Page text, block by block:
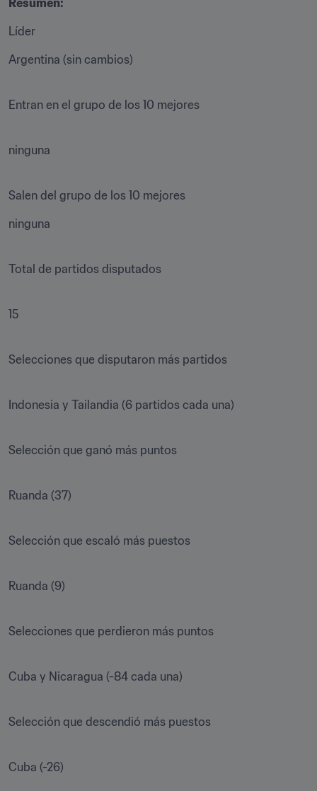
Resumen:
Líder
Argentina (sin cambios)
Entran en el grupo de los 10 mejores
ninguna
Salen del grupo de los 10 mejores
ninguna
Total de partidos disputados
15
Selecciones que disputaron más partidos
Indonesia y Tailandia (6 partidos cada una)
Selección que ganó más puntos
Ruanda (37)
Selección que escaló más puestos
Ruanda (9)
Selecciones que perdieron más puntos
Cuba y Nicaragua (-84 cada una)
Selección que descendió más puestos
Cuba (-26)